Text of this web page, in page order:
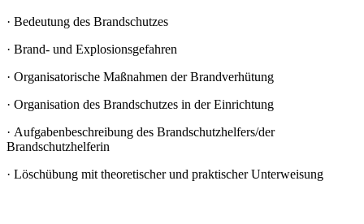
· Bedeutung des Brandschutzes
· Brand- und Explosionsgefahren
· Organisatorische Maßnahmen der Brandverhütung
· Organisation des Brandschutzes in der Einrichtung
· Aufgabenbeschreibung des Brandschutzhelfers/der
Brandschutzhelferin
· Löschübung mit theoretischer und praktischer Unterweisung